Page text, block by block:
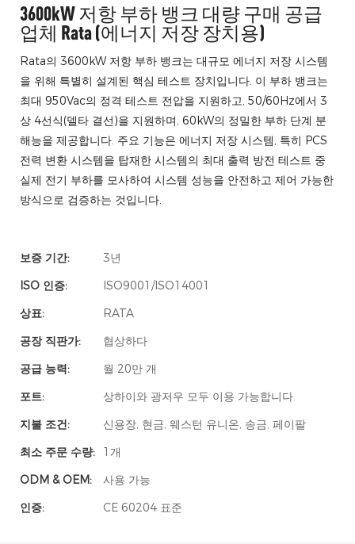
3600kW 저항 부하 뱅크 대량 구매 공급
업체 Rata (에너지 저장 장치용)
Rata의 3600kW 저항 부하 뱅크는 대규모 에너지 저장 시스템
을 위해 특별히 설계된 핵심 테스트 장치입니다. 이 부하 뱅크는
최대 950Vac의 정격 테스트 전압을 지원하고, 50/60Hz에서 3
상 4선식(델타 결선)을 지원하며, 60kW의 정밀한 부하 단계 분
해능을 제공합니다. 주요 기능은 에너지 저장 시스템, 특히 PCS
전력 변환 시스템을 탑재한 시스템의 최대 출력 방전 테스트 중
실제 전기 부하를 모사하여 시스템 성능을 안전하고 제어 가능한
방식으로 검증하는 것입니다.
보증 기간:
3년
ISO 인증:
ISO9001/ISO14001
상표:
RATA
공장 직판가:
협상하다
공급 능력:
월 20만 개
포트:
상하이와 광저우 모두 이용 가능합니다.
지불 조건:
신용장, 현금, 웨스턴 유니온, 송금, 페이팔
최소 주문 수량:
1개
ODM & OEM:
사용 가능
인증:
CE 60204 표준